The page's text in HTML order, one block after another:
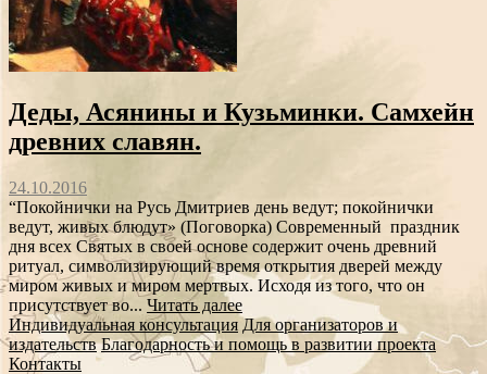
Деды, Асянины и Кузьминки. Самхейн
древних славян.
24.10.2016
“Покойнички на Русь Дмитриев день ведут; покойнички
ведут, живых блюдут» (Поговорка) Современный праздник
дня всех Святых в своей основе содержит очень древний
ритуал, символизирующий время открытия дверей между
миром живых и миром мертвых. Исходя из того, что он
присутствует во... Читать далее
Индивидуальная консультация Для организаторов и
издательств Благодарность и помощь в развитии проекта
Контакты